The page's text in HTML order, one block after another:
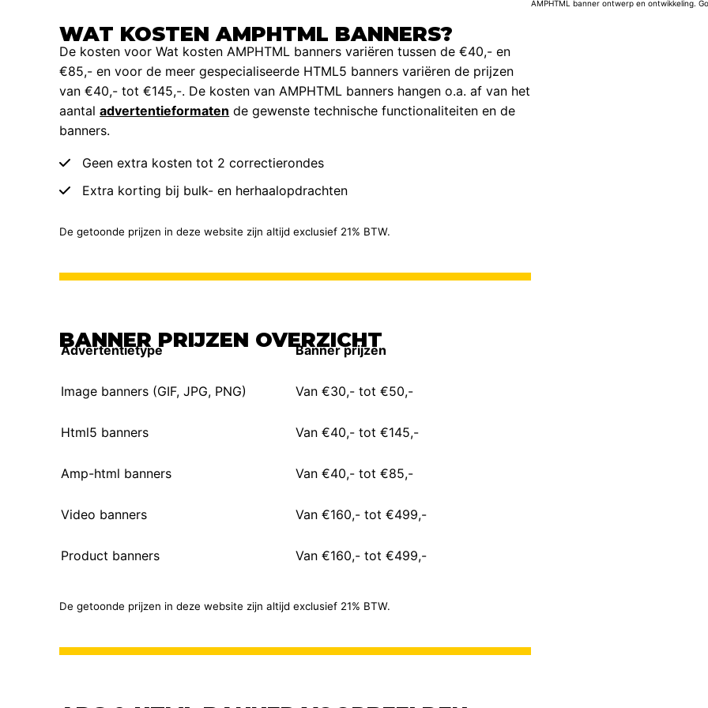
WAT KOSTEN AMPHTML BANNERS?
De kosten voor Wat kosten AMPHTML banners variëren tussen de €40,- en
€85,- en voor de meer gespecialiseerde HTML5 banners variëren de prijzen
van €40,- tot €145,-. De kosten van AMPHTML banners hangen o.a. af van het
aantaladvertentieformaten de gewenste technische functionaliteiten en de
banners.
Geen extra kosten tot 2 correctierondes
Extra korting bij bulk- en herhaalopdrachten
De getoonde prijzen in deze website zijn altijd exclusief 21% BTW.
BANNER PRIJZEN OVERZICHT
Advertentietype Banner prijzen
Image banners (GIF, JPG, PNG) Van €30,- tot €50,-
Html5 banners Van €40,- tot €145,-
Amp-html banners Van €40,- tot €85,-
Video banners Van €160,- tot €499,-
Product banners Van €160,- tot €499,-
De getoonde prijzen in deze website zijn altijd exclusief 21% BTW.
AMPHTML banner ontwerp en ontwikkeling.